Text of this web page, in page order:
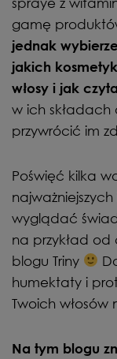
gamę
jednak
jakich
włosy i jak
w ich
przywrócić im
Poświęć kilka
wyglądać
na przykład
blogu Triny
humektaty i
Twoich
Na tym blogu